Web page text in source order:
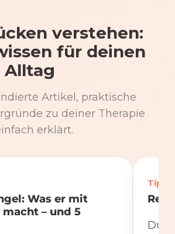
verstehen:
für deinen
Alltag
Artikel, praktische
zu deiner Therapie
erklärt.
Was er mit
– und 5
Tipps
Du